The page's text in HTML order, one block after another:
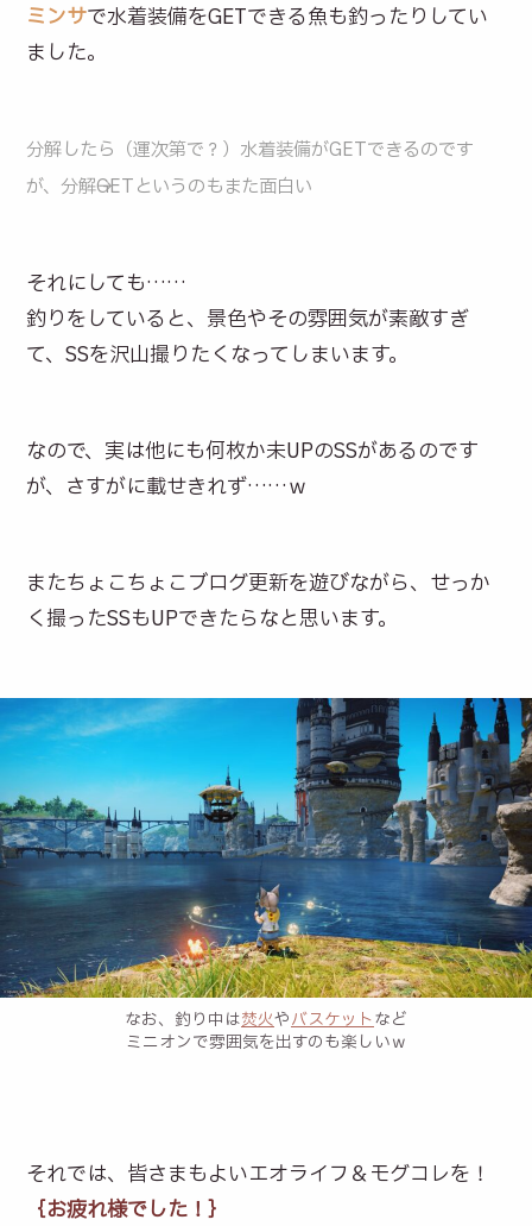
ミンサで水着装備をGETできる魚も釣ったりしてい
ました。
分解したら（運次第で？）水着装備がGETできるのです
が、分解→GETというのもまた面白い
それにしても……
釣りをしていると、景色やその雰囲気が素敵すぎ
て、SSを沢山撮りたくなってしまいます。
なので、実は他にも何枚か未UPのSSがあるのです
が、さすがに載せきれず……ｗ
またちょこちょこブログ更新を遊びながら、せっか
く撮ったSSもUPできたらなと思います。
なお、釣り中は焚火やバスケットなど
ミニオンで雰囲気を出すのも楽しいｗ
それでは、皆さまもよいエオライフ＆モグコレを！
｛お疲れ様でした！｝